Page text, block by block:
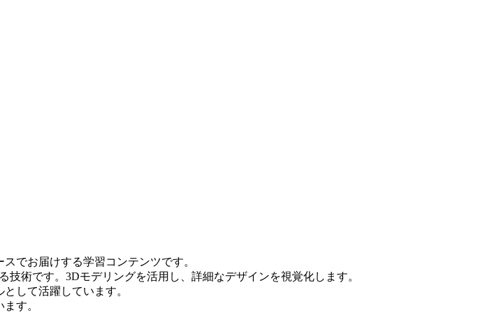
でお届けする学習コンテンツです。
術です。3Dモデリングを活用し、詳細なデザインを視覚化します。
して活躍しています。
す。